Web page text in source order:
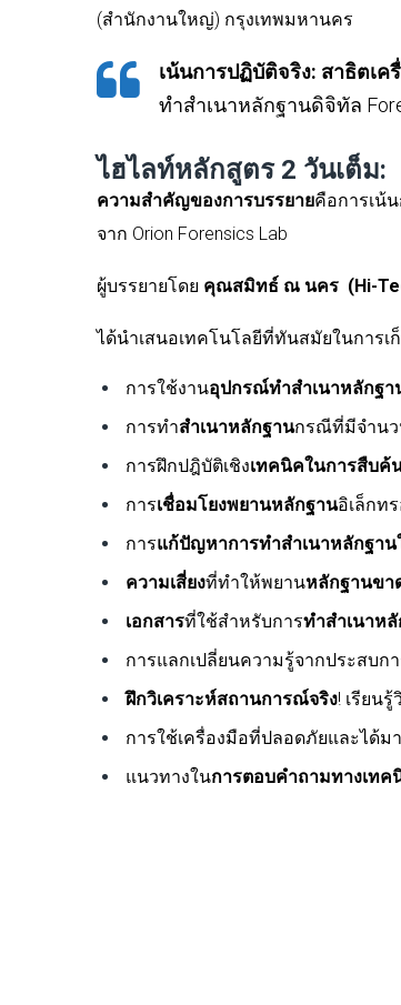
(สำนักงานใหญ่) กรุงเทพมหานคร
เน้นการปฏิบัติจริง: สาธิตเค
ทำสำเนาหลักฐานดิจิทัล
ไฮไลท์หลักสูตร 2 วันเต็ม:
ความสำคัญของการบรรยายคือการเน้
จาก Orion Forensics Lab
ผู้บรรยายโดย คุณสมิทธ์ ณ นคร (Hi-
ได้นำเสนอเทคโนโลยีที่ทันสมัยในการเ
การใช้งานอุปกรณ์ทำสำเนาหลักฐา
การทำสำเนาหลักฐานกรณีที่มีจำนว
การฝึกปฎิบัติเชิงเทคนิคในการสืบค้
การเชื่อมโยงพยานหลักฐานอิเล็กท
การแก้ปัญหาการทำสำเนาหลักฐาน
ความเสี่ยงที่ทำให้พยานหลักฐานขา
เอกสารที่ใช้สำหรับการทำสำเนาห
การแลกเปลี่ยนความรู้จากประสบก
ฝึกวิเคราะห์สถานการณ์จริง! เรียน
การใช้เครื่องมือที่ปลอดภัยและได้
แนวทางในการตอบคำถามทางเท